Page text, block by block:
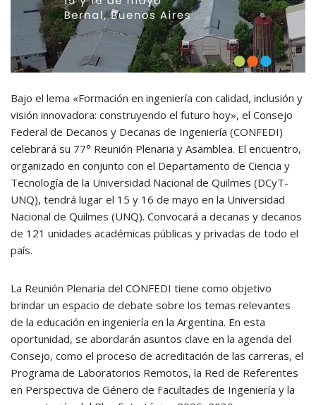
Bajo el lema «Formación en ingeniería con calidad, inclusión y
visión innovadora: construyendo el futuro hoy», el Consejo
Federal de Decanos y Decanas de Ingeniería (CONFEDI)
celebrará su 77° Reunión Plenaria y Asamblea. El encuentro,
organizado en conjunto con el Departamento de Ciencia y
Tecnología de la Universidad Nacional de Quilmes (DCyT-
UNQ), tendrá lugar el 15 y 16 de mayo en la Universidad
Nacional de Quilmes (UNQ). Convocará a decanas y decanos
de 121 unidades académicas públicas y privadas de todo el
país.
La Reunión Plenaria del CONFEDI tiene como objetivo
brindar un espacio de debate sobre los temas relevantes
de la educación en ingeniería en la Argentina. En esta
oportunidad, se abordarán asuntos clave en la agenda del
Consejo, como el proceso de acreditación de las carreras, el
Programa de Laboratorios Remotos, la Red de Referentes
en Perspectiva de Género de Facultades de Ingeniería y la